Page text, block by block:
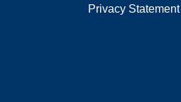
Privacy Statement